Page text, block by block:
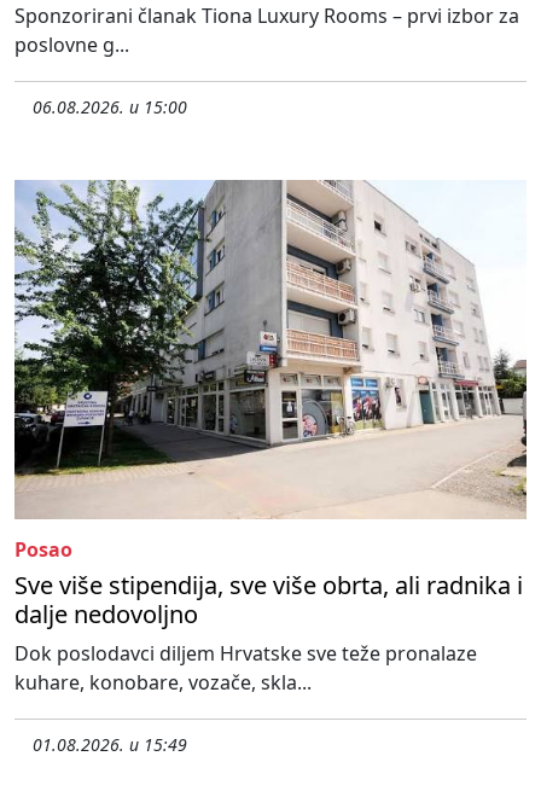
Sponzorirani članak Tiona Luxury Rooms – prvi izbor za
poslovne g...
06.08.2026. u 15:00
Posao
Sve više stipendija, sve više obrta, ali radnika i
dalje nedovoljno
Dok poslodavci diljem Hrvatske sve teže pronalaze
kuhare, konobare, vozače, skla...
01.08.2026. u 15:49